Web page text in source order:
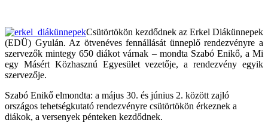
Csütörtökön kezdődnek az Erkel Diákünnepek
(EDÜ) Gyulán. Az ötvenéves fennállását ünneplő rendezvényre a
szervezők mintegy 650 diákot várnak – mondta Szabó Enikő, a Mi
egy Másért Közhasznú Egyesület vezetője, a rendezvény egyik
szervezője.
Szabó Enikő elmondta: a május 30. és június 2. között zajló
országos tehetségkutató rendezvényre csütörtökön érkeznek a
diákok, a versenyek pénteken kezdődnek.